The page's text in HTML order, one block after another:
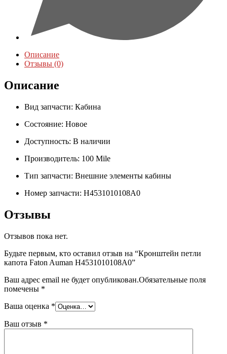
Описание
Отзывы (0)
Описание
Вид запчасти: Кабина
Состояние: Новое
Доступность: В наличии
Производитель: 100 Mile
Тип запчасти: Внешние элементы кабины
Номер запчасти: H4531010108A0
Отзывы
Отзывов пока нет.
Будьте первым, кто оставил отзыв на “Кронштейн петли
капота Faton Auman H4531010108A0”
Ваш адрес email не будет опубликован.Обязательные поля
помечены *
Ваша оценка *
Ваш отзыв *